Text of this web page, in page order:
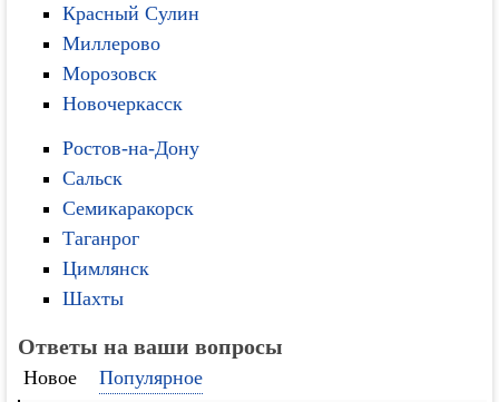
Красный Сулин
Миллерово
Морозовск
Новочеркасск
Ростов-на-Дону
Сальск
Семикаракорск
Таганрог
Цимлянск
Шахты
Ответы на ваши вопросы
Новое
Популярное